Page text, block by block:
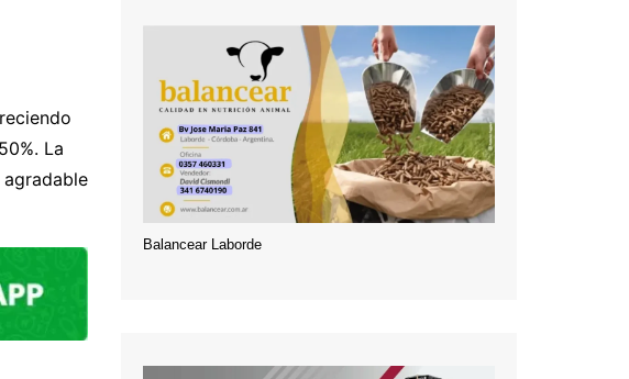
La
Balancear Laborde